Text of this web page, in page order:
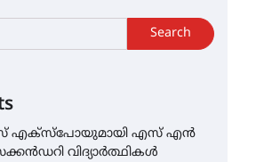
Search
എക്സ്പോയുമായി എസ് എൻ
വിദ്യാർത്ഥികൾ